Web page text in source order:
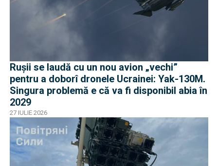
Rușii se laudă cu un nou avion „vechi”
pentru a doborî dronele Ucrainei: Yak-130M.
Singura problemă e că va fi disponibil abia în
2029
27 IULIE 2026